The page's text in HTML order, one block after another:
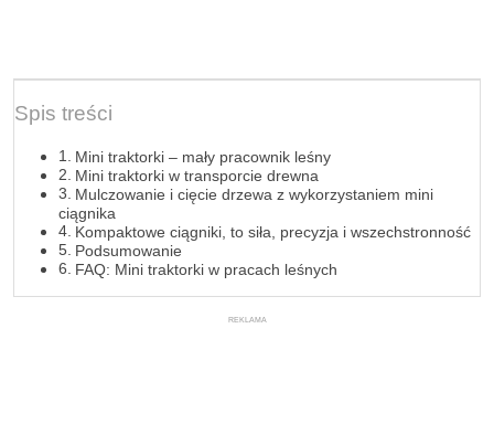
Spis treści
Mini traktorki – mały pracownik leśny
Mini traktorki w transporcie drewna
Mulczowanie i cięcie drzewa z wykorzystaniem mini
ciągnika
Kompaktowe ciągniki, to siła, precyzja i wszechstronność
Podsumowanie
FAQ: Mini traktorki w pracach leśnych
REKLAMA